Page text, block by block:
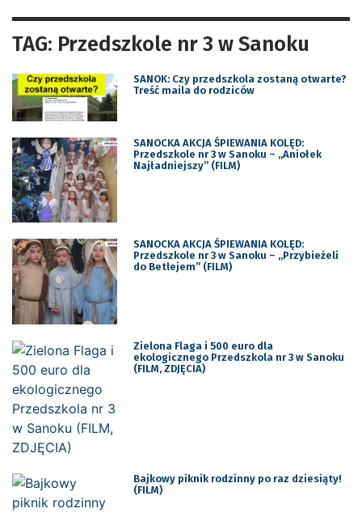
TAG: Przedszkole nr 3 w Sanoku
SANOK: Czy przedszkola zostaną otwarte?
Treść maila do rodziców
SANOCKA AKCJA ŚPIEWANIA KOLĘD:
Przedszkole nr 3 w Sanoku – „Aniołek
Najładniejszy” (FILM)
SANOCKA AKCJA ŚPIEWANIA KOLĘD:
Przedszkole nr 3 w Sanoku – „Przybieżeli
do Betlejem” (FILM)
Zielona Flaga i 500 euro dla
ekologicznego Przedszkola nr 3 w Sanoku
(FILM, ZDJĘCIA)
Bajkowy piknik rodzinny po raz dziesiąty!
(FILM)